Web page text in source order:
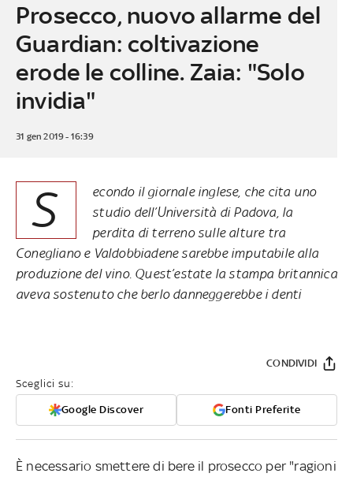
Prosecco, nuovo allarme del
Guardian: coltivazione
erode le colline. Zaia: "Solo
invidia"
31 gen 2019 - 16:39
S
econdo il giornale inglese, che cita uno
studio dell’Università di Padova, la
perdita di terreno sulle alture tra
Conegliano e Valdobbiadene sarebbe imputabile alla
produzione del vino. Quest’estate la stampa britannica
aveva sostenuto che berlo danneggerebbe i denti
Sceglici su:
Google Discover Fonti Preferite
CONDIVIDI
È necessario smettere di bere il prosecco per "ragioni